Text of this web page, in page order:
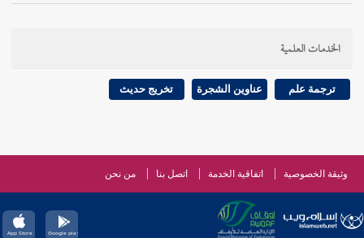
الخدمات العلمية
ترجمة علم عناوين الشجرة تخريج حديث
وثيقة الخصوصية اتفاقية الخدمة اتصل بنا من نحن